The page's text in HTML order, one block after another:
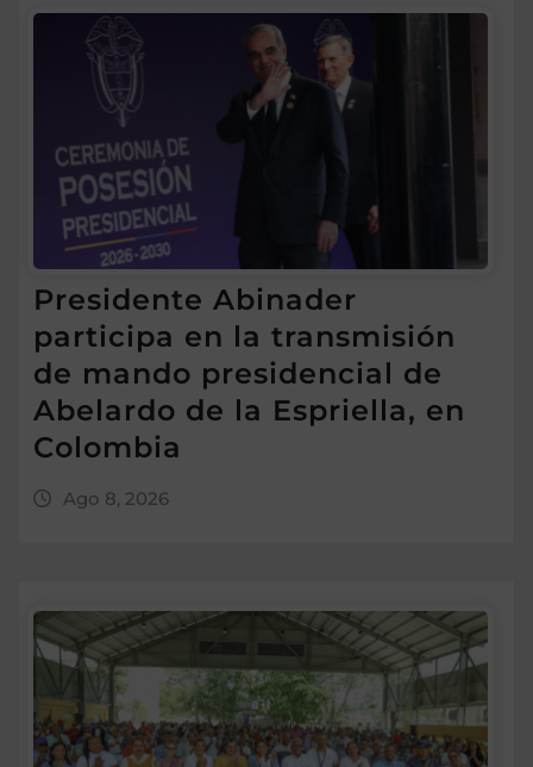
Presidente Abinader
participa en la transmisión
de mando presidencial de
Abelardo de la Espriella, en
Colombia
Ago 8, 2026